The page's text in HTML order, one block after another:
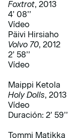
Foxtrot, 2013
4’ 08’’
Vídeo
Päivi Hirsiaho
Volvo 70, 2012
2’ 58’’
Vídeo
Maippi Ketola
Holy Dolls, 2013
Vídeo
Duración: 2’ 59’’
Tommi